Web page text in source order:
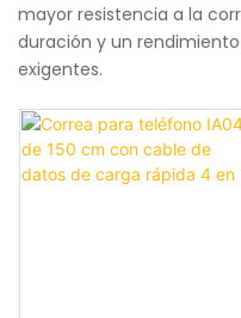
mayor resistencia a la
duración y un
exigentes.